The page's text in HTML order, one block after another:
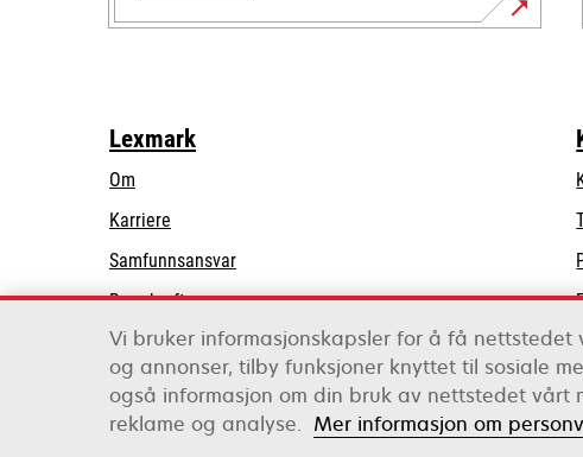
Lexmark
Om
Karriere
Samfunnsansvaropens
new
tab
Bærekraft
Lexmark-partnere
Lexmark International, Inc., et Xerox-selskap
©2026 Alle rettigheter forbeholdt.
Vi bruker informasjonskapsler for å få
og annonser, tilby funksjoner knyttet til sosiale
også informasjon om din bruk av nettstedet vårt
reklame og analyse. Mer informasjon om